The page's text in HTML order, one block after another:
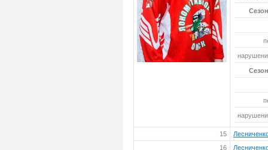
15
16